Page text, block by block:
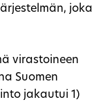
joka
virastoineen
Suomen
jakautui 1)